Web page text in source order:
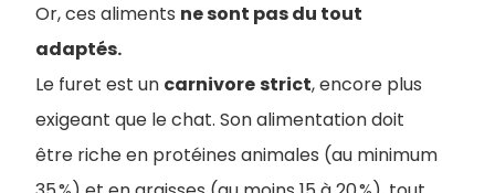
Or, ces aliments ne sont pas du tout
adaptés.
Le furet est un carnivorestrict, encore plus
exigeant que le chat. Son alimentation doit
être riche en protéines animales (au minimum